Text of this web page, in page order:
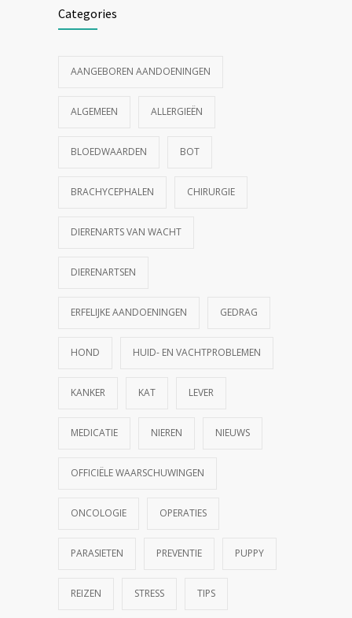
Categories
AANGEBOREN AANDOENINGEN
ALGEMEEN ALLERGIEËN
BLOEDWAARDEN BOT
BRACHYCEPHALEN CHIRURGIE
DIERENARTS VAN WACHT
DIERENARTSEN
ERFELIJKE AANDOENINGEN GEDRAG
HOND HUID- EN VACHTPROBLEMEN
KANKER KAT LEVER
MEDICATIE NIEREN NIEUWS
OFFICIËLE WAARSCHUWINGEN
ONCOLOGIE OPERATIES
PARASIETEN PREVENTIE PUPPY
REIZEN STRESS TIPS